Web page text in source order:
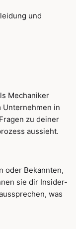
und
Mechaniker
in
zu deiner
aussieht.
oder Bekannten,
sie dir Insider-
was